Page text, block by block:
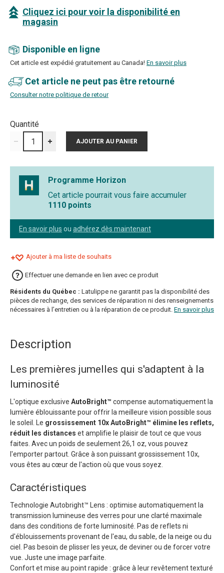
Cliquez ici pour voir la disponibilité en
magasin
Disponible en ligne
Cet article est expédié gratuitement au Canada! En savoir plus
Cet article ne peut pas être retourné
Consulter notre politique de retour
Quantité
Programme Horizon
Cet article pourrait vous faire accumuler
1110 points
En savoir plus ou adhérez dès maintenant
Ajouter à ma liste de souhaits
Effectuer une demande en lien avec ce produit
Résidents du Québec : Latulippe ne garantit pas la disponibilité des
pièces de rechange, des services de réparation ni des renseignements
nécessaires à l’entretien ou à la réparation de ce produit. En savoir plus
Description
Les premières jumelles qui s'adaptent à la
luminosité
L'optique exclusive AutoBright™ compense automatiquement la
lumière éblouissante pour offrir la meilleure vision possible sous
le soleil. Le grossissement 10x AutoBright™ élimine les reflets,
réduit les distances et amplifie le plaisir de tout ce que vous
faites. Avec un poids de seulement 26,1 oz, vous pouvez
l'emporter partout. Grâce à son puissant grossissement 10x,
vous êtes au cœur de l'action où que vous soyez.
Caractéristiques
Technologie Autobright™ Lens : optimise automatiquement la
transmission lumineuse des verres pour une clarté maximale
dans des conditions de forte luminosité. Pas de reflets ni
d'éblouissements provenant de l'eau, du sable, de la neige ou du
ciel. Pas besoin de plisser les yeux, de deviner ou de forcer votre
vue. Juste une image parfaite.
Confort et mise au point rapide : grâce à leur revêtement texturé